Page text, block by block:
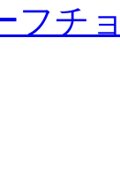
フチ